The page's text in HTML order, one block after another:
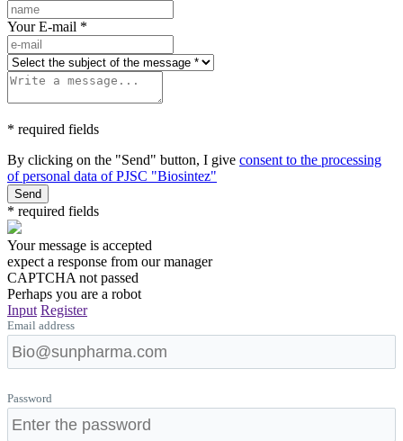
Your E-mail *
* required fields
By clicking on the "Send" button, I give consent to the processing
of personal data of PJSC "Biosintez"
Send
* required fields
Your message is accepted
expect a response from our manager
CAPTCHA not passed
Perhaps you are a robot
Input Register
Email address
Password